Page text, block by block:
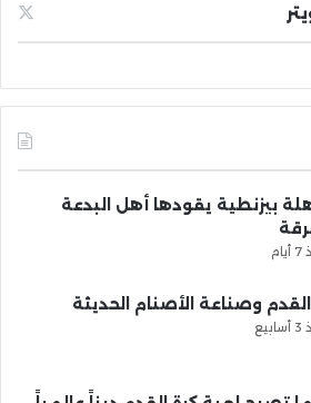
بيزنطية يقودها أهل البدعة
وصناعة الأصنام الحديثة